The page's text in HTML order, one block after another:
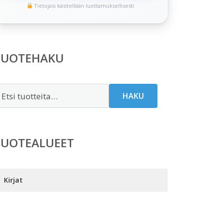
Tietojasi käsitellään luottamuksellisesti
HAKU
Kirjat